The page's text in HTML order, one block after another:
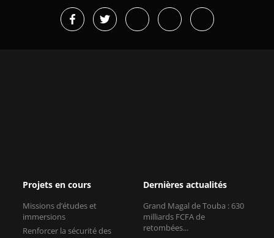
Projets en cours
Missions d’études et
immersions
Renforcer la sécurité des
Dernières actualités
Grand Magal de Touba : 630
milliards FCFA de
retombées...